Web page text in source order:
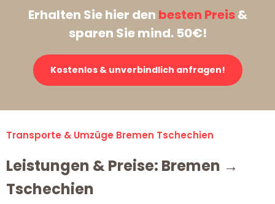
Erhalten Sie hier den besten Preis&
sparen Sie mind. 50€!
Kostenlos & unverbindlich anfragen!
Transporte & Umzüge Bremen Tschechien
Leistungen & Preise: Bremen →
Tschechien